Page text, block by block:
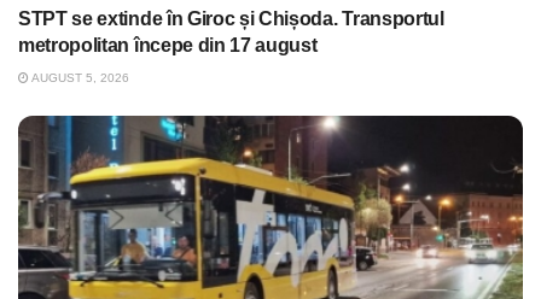
STPT se extinde în Giroc și Chișoda. Transportul
metropolitan începe din 17 august
AUGUST 5, 2026